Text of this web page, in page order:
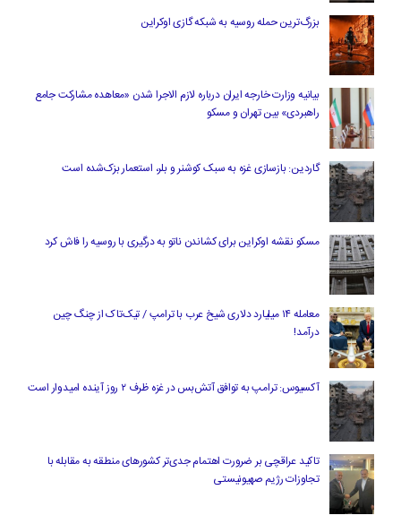
بزرگ‌ترین حمله روسیه به شبکه گازی اوکراین
بیانیه وزارت خارجه ایران درباره لازم‌ الاجرا شدن «معاهده مشارکت جامع
راهبردی» بین تهران و مسکو
گاردین: بازسازی غزه به سبک کوشنر و بلر، استعمار بزک‌شده است
مسکو نقشه اوکراین برای کشاندن ناتو به درگیری با روسیه را فاش کرد
معامله ۱۴ میلیارد دلاری شیخ عرب با ترامپ / تیک‌تاک از چنگ چین
درآمد!
آکسیوس: ترامپ به توافق آتش‌بس در غزه ظرف ۲ روز آینده امیدوار است
تاکید عراقچی بر ضرورت اهتمام جدی‌تر کشورهای منطقه به مقابله با
تجاوزات رژیم صهیونیستی